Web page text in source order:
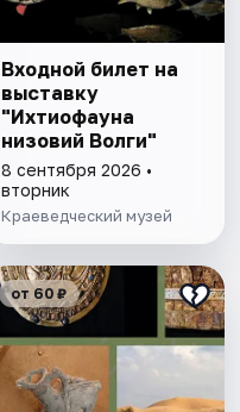
Входной билет на
выставку
"Ихтиофауна
низовий Волги"
8 сентября 2026 •
вторник
Краеведческий музей
от 60 ₽